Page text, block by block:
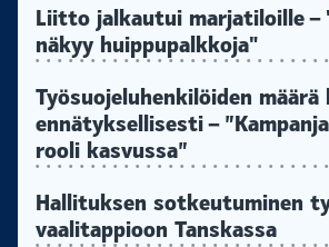
Liitto jalkautui marjatiloille –
näkyy huippupalkkoja"
Työsuojeluhenkilöiden määrä
ennätyksellisesti –
rooli kasvussa”
Hallituksen sotkeutuminen
vaalitappioon Tanskassa